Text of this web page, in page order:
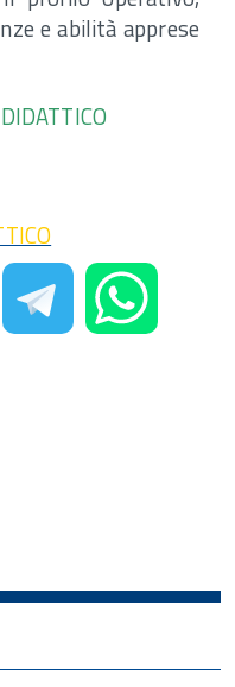
e abilità apprese